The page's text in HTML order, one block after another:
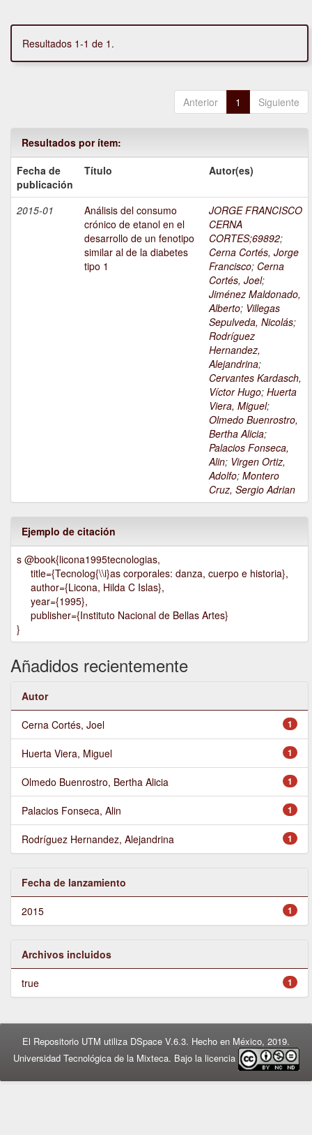
Resultados 1-1 de 1.
Anterior 1 Siguiente
Resultados por ítem:
Fecha de
publicación
Título Autor(es)
2015-01
Análisis del consumo
crónico de etanol en el
desarrollo de un fenotipo
similar al de la diabetes
tipo 1
JORGE FRANCISCO
CERNA
CORTES;69892;
Cerna Cortés, Jorge
Francisco; Cerna
Cortés, Joel;
Jiménez Maldonado,
Alberto; Villegas
Sepulveda, Nicolás;
Rodríguez
Hernandez,
Alejandrina;
Cervantes Kardasch,
Víctor Hugo; Huerta
Viera, Miguel;
Olmedo Buenrostro,
Bertha Alicia;
Palacios Fonseca,
Alin; Virgen Ortiz,
Adolfo; Montero
Cruz, Sergio Adrian
Ejemplo de citación
s @book{licona1995tecnologias,
title={Tecnolog{\\i}as corporales: danza, cuerpo e historia},
author={Licona, Hilda C Islas},
year={1995},
publisher={Instituto Nacional de Bellas Artes}
}
Añadidos recientemente
Autor
1
Cerna Cortés, Joel
1
Huerta Viera, Miguel
1
Olmedo Buenrostro, Bertha Alicia
1
Palacios Fonseca, Alin
1
Rodríguez Hernandez, Alejandrina
Fecha de lanzamiento
1
2015
Archivos incluidos
1
true
El Repositorio UTM utiliza DSpace V.6.3. Hecho en México, 2019.
Universidad Tecnológica de la Mixteca. Bajo la licencia